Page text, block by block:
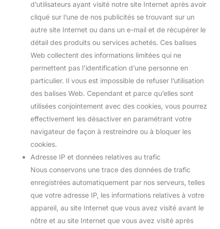
d’utilisateurs ayant visité notre site Internet après avoir
cliqué sur l’une de nos publicités se trouvant sur un
autre site Internet ou dans un e-mail et de récupérer le
détail des produits ou services achetés. Ces balises
Web collectent des informations limitées qui ne
permettent pas l’identification d’une personne en
particulier. Il vous est impossible de refuser l’utilisation
des balises Web. Cependant et parce qu’elles sont
utilisées conjointement avec des cookies, vous pourrez
effectivement les désactiver en paramétrant votre
navigateur de façon à restreindre ou à bloquer les
cookies.
Adresse IP et données relatives au trafic
Nous conservons une trace des données de trafic
enregistrées automatiquement par nos serveurs, telles
que votre adresse IP, les informations relatives à votre
appareil, au site Internet que vous avez visité avant le
nôtre et au site Internet que vous avez visité après